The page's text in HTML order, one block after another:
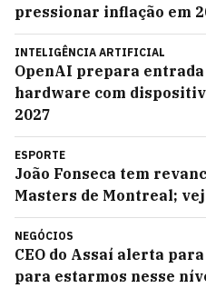
pressionar inflação em
INTELIGÊNCIA ARTIFICIAL
OpenAI prepara entrada
hardware com
2027
ESPORTE
João Fonseca tem
Masters de Montreal;
NEGÓCIOS
CEO do Assaí alerta
para estarmos nesse